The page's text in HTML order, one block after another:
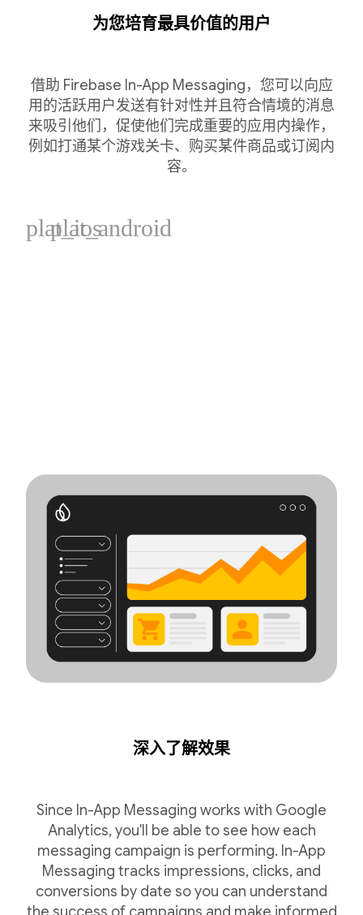
为您培育最具价值的用户
借助 Firebase In-App Messaging，您可以向应
用的活跃用户发送有针对性并且符合情境的消息
来吸引他们，促使他们完成重要的应用内操作，
例如打通某个游戏关卡、购买某件商品或订阅内
容。
plat_ios
plat_android
深入了解效果
Since In-App Messaging works with Google
Analytics, you'll be able to see how each
messaging campaign is performing. In-App
Messaging tracks impressions, clicks, and
conversions by date so you can understand